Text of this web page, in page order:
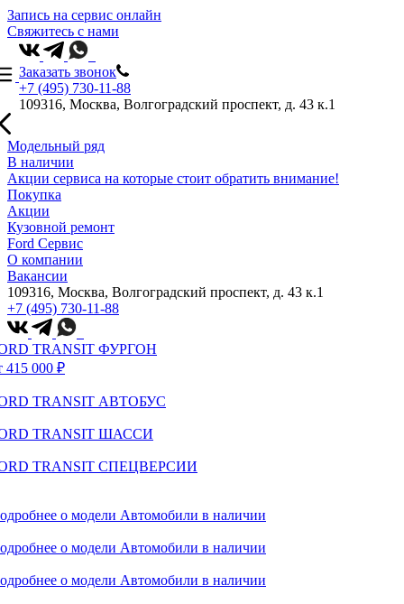
Запись на сервис онлайн
Свяжитесь с нами
Заказать звонок
+7 (495) 730-11-88
109316, Москва, Волгоградский проспект, д. 43 к.1
Модельный ряд
В наличии
Акции сервиса на которые стоит обратить внимание!
Покупка
Акции
Кузовной ремонт
Ford Сервис
О компании
Вакансии
109316, Москва, Волгоградский проспект, д. 43 к.1
+7 (495) 730-11-88
TRANSIT ФУРГОН
415 000 ₽
TRANSIT АВТОБУС
TRANSIT ШАССИ
TRANSIT СПЕЦВЕРСИИ
о модели Автомобили в наличии
о модели Автомобили в наличии
о модели Автомобили в наличии